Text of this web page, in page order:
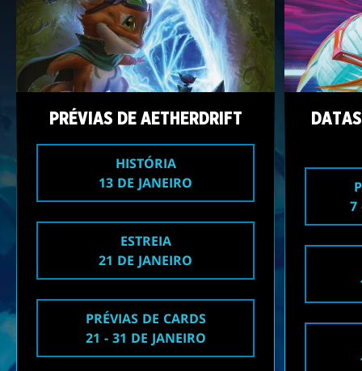
PRÉVIAS DE AETHERDRIFT
HISTÓRIA
13 DE JANEIRO
ESTREIA
21 DE JANEIRO
PRÉVIAS DE CARDS
21 - 31 DE JANEIRO
7